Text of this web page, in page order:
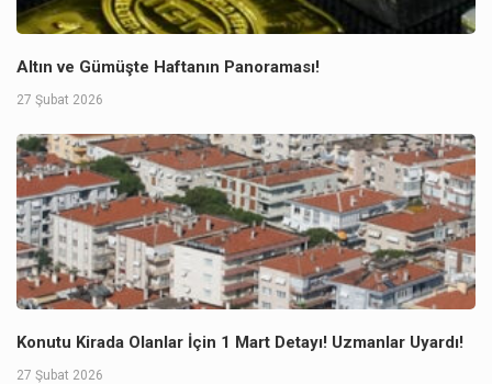
Altın ve Gümüşte Haftanın Panoraması!
27 Şubat 2026
Konutu Kirada Olanlar İçin 1 Mart Detayı! Uzmanlar Uyardı!
27 Şubat 2026